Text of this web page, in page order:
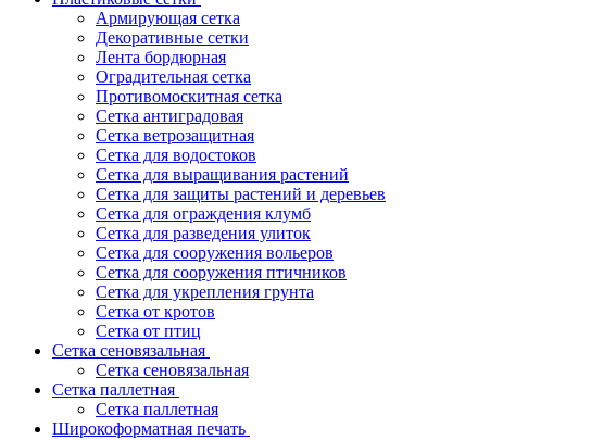
Армирующая сетка
Декоративные сетки
Лента бордюрная
Оградительная сетка
Противомоскитная сетка
Сетка антиградовая
Сетка ветрозащитная
Сетка для водостоков
Сетка для выращивания растений
Сетка для защиты растений и деревьев
Сетка для ограждения клумб
Сетка для разведения улиток
Сетка для сооружения вольеров
Сетка для сооружения птичников
Сетка для укрепления грунта
Сетка от кротов
Сетка от птиц
Сетка сеновязальная
Сетка сеновязальная
Сетка паллетная
Сетка паллетная
Широкоформатная печать